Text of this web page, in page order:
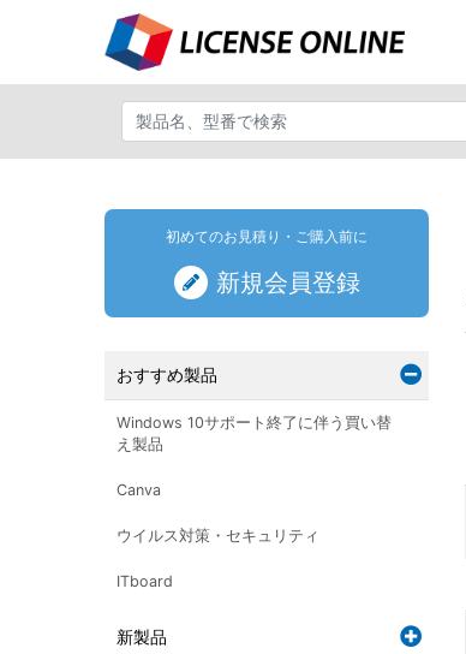
初めてのお見積り・ご購入前に
新規会員登録
おすすめ製品
Windows 10サポート終了に伴う買い替
え製品
Canva
ウイルス対策・セキュリティ
ITboard
新製品